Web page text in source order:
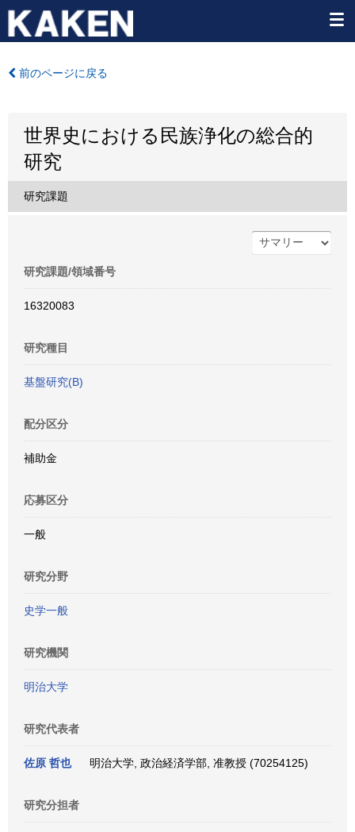
前のページに戻る
世界史における民族浄化の総合的
研究
研究課題
研究課題/領域番号
16320083
研究種目
基盤研究(B)
配分区分
補助金
応募区分
一般
研究分野
史学一般
研究機関
明治大学
研究代表者
佐原 哲也 明治大学, 政治経済学部, 准教授 (70254125)
研究分担者